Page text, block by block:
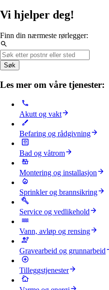
Vi hjelper deg!
Finn din nærmeste rørlegger:
Søk
Les mer om våre tjenester:
Akutt og vakt
Befaring og rådgivning
Bad og våtrom
Montering og installasjon
Sprinkler og brannsikring
Service og vedlikehold
Vann, avløp og rensing
Gravearbeid og grunnarbeid
Tilleggstjenester